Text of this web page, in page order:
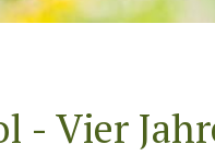
SCROLL
- Vier